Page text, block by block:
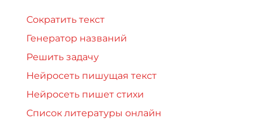
Сократить текст
Генератор названий
Решить задачу
Нейросеть пишущая текст
Нейросеть пишет стихи
Список литературы онлайн